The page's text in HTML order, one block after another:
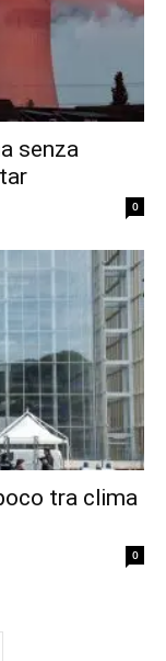
senza
0
tra clima
0